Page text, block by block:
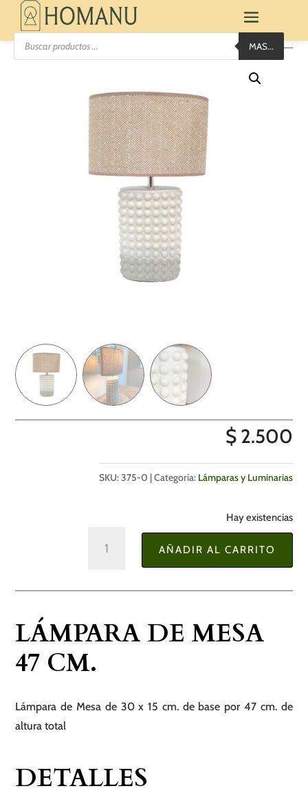
Búsqueda
productos
MAS...
$2.500
SKU:375-0 Categoría: Lámparas y Luminarias
Hay existencias
47
cantidad
AÑADIR AL CARRITO
LÁMPARA DE MESA
47 CM.
Lámpara de Mesa de 30 x 15 cm. de base por 47 cm. de
altura total
DETALLES